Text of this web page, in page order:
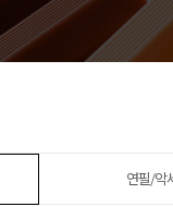
연필/악